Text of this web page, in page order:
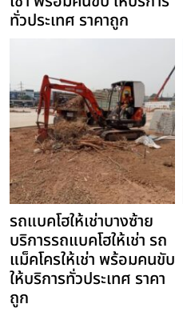
ทั่วประเทศ ราคาถูก
รถแบคโฮให้เช่าบางซ้าย
บริการรถแบคโฮให้เช่า รถ
แม็คโครให้เช่า พร้อมคนขับ
ให้บริการทั่วประเทศ ราคา
ถูก